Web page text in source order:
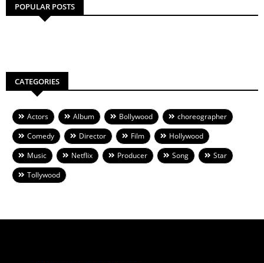
POPULAR POSTS
CATEGORIES
Actors Album Bollywood
choreographer
Comedy
Director Film
Hollywood
Music
Netflix Producer Song
Star
Tollywood